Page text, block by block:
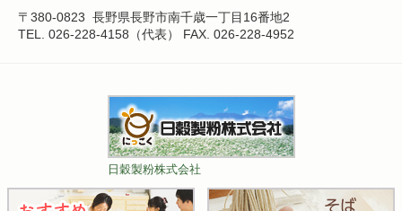
〒380-0823 長野県長野市南千歳一丁目16番地2
TEL. 026-228-4158（代表）
FAX. 026-228-4952
日穀製粉株式会社